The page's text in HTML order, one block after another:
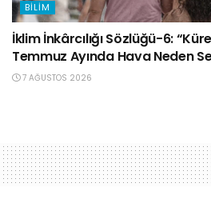
BILIM
İklim İnkârcılığı Sözlüğü-6:
Temmuz Ayında Hava Neden
7 AĞUSTOS 2026